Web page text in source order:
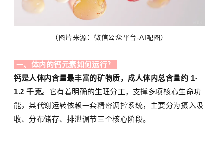
（图片来源：微信公众平台-AI配图）
一、体内的钙元素如何运行？
钙是人体内含量最丰富的矿物质，成人体内总含量约 1-
1.2 千克。 它有着明确的生理分工，支撑多项核心生命功
能，其代谢运转依赖一套精密调控系统，主要分为摄入吸
收、分布储存、排泄调节三个核心阶段。